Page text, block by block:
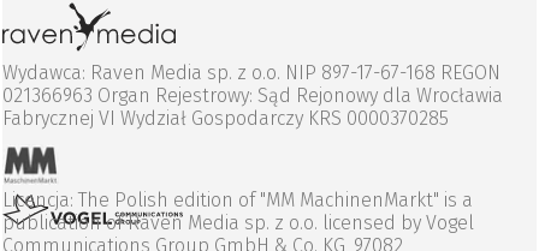
Wydawca: Raven Media sp. z o.o. NIP 897-17-67-168 REGON
021366963 Organ Rejestrowy: Sąd Rejonowy dla Wrocławia
Fabrycznej VI Wydział Gospodarczy KRS 0000370285
Licencja: The Polish edition of "MM MachinenMarkt" is a
publication of Raven Media sp. z o.o. licensed by Vogel
Communications Group GmbH & Co. KG, 97082